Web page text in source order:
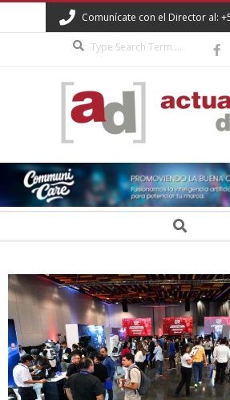
to
Comunícate con el Director al:
ACTUALIDAD
DIGITAL Search